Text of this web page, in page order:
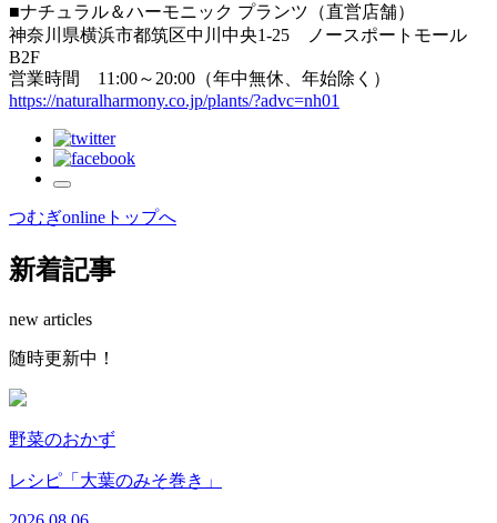
■ナチュラル＆ハーモニック プランツ（直営店舗）
神奈川県横浜市都筑区中川中央1-25 ノースポートモール
B2F
営業時間 11:00～20:00（年中無休、年始除く）
https://naturalharmony.co.jp/plants/?advc=nh01
つむぎonlineトップへ
新着記事
new articles
随時更新中 ！
野菜のおかず
レシピ「大葉のみそ巻き」